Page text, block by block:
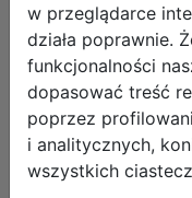
w przeglądarce
działa poprawnie.
funkcjonalności
dopasować treść
poprzez
i analitycznych,
wszystkich